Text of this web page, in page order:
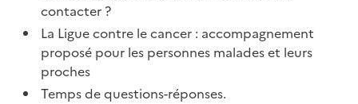
contacter ?
La Ligue contre le cancer : accompagnement
proposé pour les personnes malades et leurs
proches
Temps de questions-réponses.